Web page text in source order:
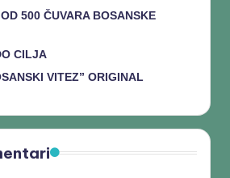
500 ČUVARA BOSANSKE
CILJA
VITEZ” ORIGINAL